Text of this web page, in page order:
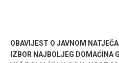
OBAVIJEST O JAVNOM
IZBOR NAJBOLJEG DOMAĆINA